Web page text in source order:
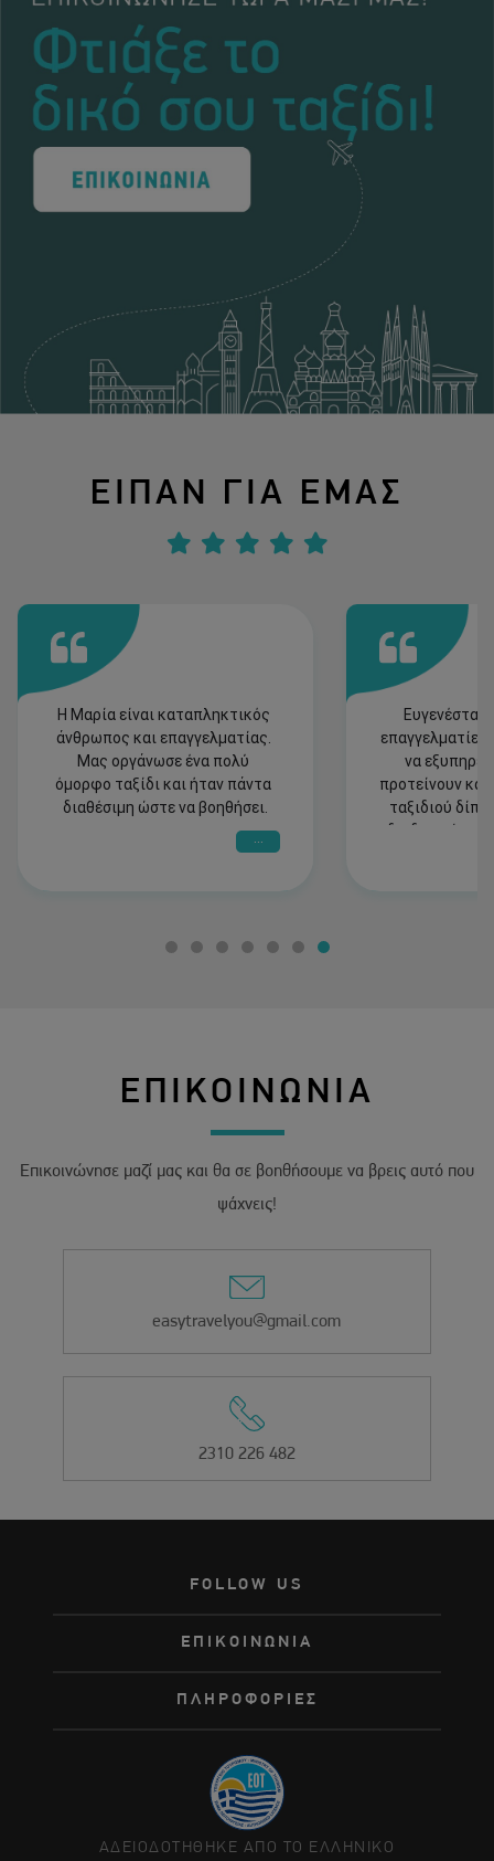
ΕΙΠΑΝ ΓΙΑ ΕΜΑΣ
Η Μαρία είναι καταπληκτικός
άνθρωπος και επαγγελματίας.
Μας οργάνωσε ένα πολύ
όμορφο ταξίδι και ήταν πάντα
διαθέσιμη ώστε να βοηθήσει.
...
να
προτείνουν και
ταξιδιού
διαδικασία
ΕΠΙΚΟΙΝΩΝΙΑ
Επικοινώνησε μαζί μας και θα σε βοηθήσουμε να βρεις αυτό που
ψάχνεις!
easytravelyou@gmail.com
2310 226 482
FOLLOW US
ΕΠΙΚΟΙΝΩΝΙΑ
ΠΛΗΡΟΦΟΡΙΕΣ
ΑΔΕΙΟΔΟΤΗΘΗΚΕ ΑΠΟ ΤΟ ΕΛΛΗΝΙΚΟ